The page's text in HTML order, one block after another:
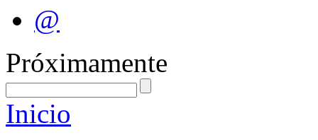
@
Próximamente
Inicio